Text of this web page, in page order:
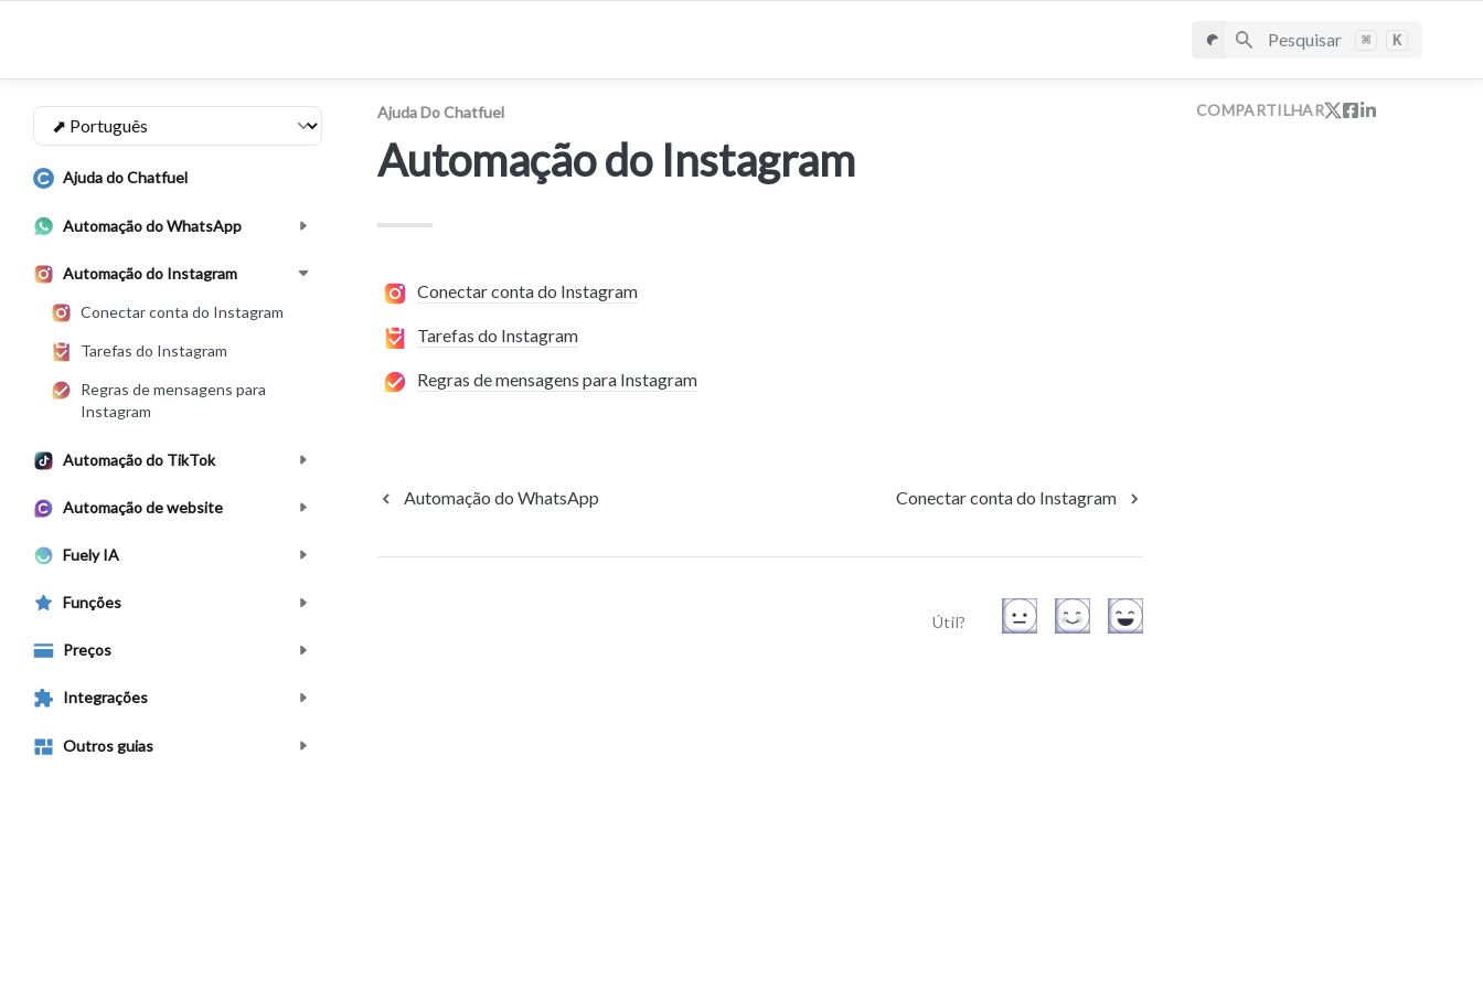
Pesquisar ⌘ K
Ajuda do Chatfuel
Automação do WhatsApp
Automação do Instagram
Conectar conta do Instagram
Tarefas do Instagram
Regras de mensagens para
Instagram
Automação do TikTok
Automação de website
Fuely IA
Funções
Preços
Integrações
Outros guias
Ajuda Do Chatfuel
Automação do Instagram
Conectar conta do Instagram
Tarefas do Instagram
Regras de mensagens para Instagram
Automação do WhatsApp Conectar conta do Instagram
Útil?
COMPARTILHAR